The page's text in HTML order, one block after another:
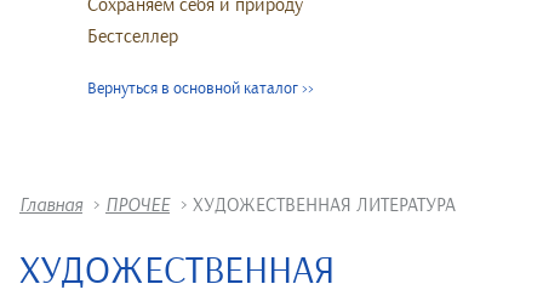
Сохраняем себя и природу
Бестселлер
Вернуться в основной каталог>>
Главная > ПРОЧЕЕ > ХУДОЖЕСТВЕННАЯ ЛИТЕРАТУРА
ХУДОЖЕСТВЕННАЯ